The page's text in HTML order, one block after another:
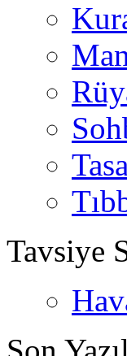
Tavsiye